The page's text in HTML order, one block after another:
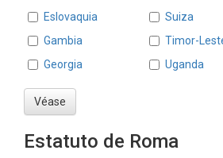
Eslovaquia
Suiza
Gambia
Timor-
Georgia
Uganda
Véase
Estatuto de Roma